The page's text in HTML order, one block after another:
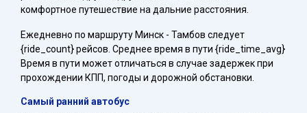
комфортное путешествие на дальние расстояния.
Ежедневно по маршруту Минск - Тамбов следует
{ride_count} рейсов. Среднее время в пути {ride_time_avg}
Время в пути может отличаться в случае задержек при
прохождении КПП, погоды и дорожной обстановки.
Самый ранний автобус